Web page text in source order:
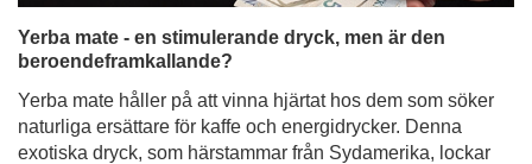
Yerba mate - en stimulerande dryck, men är den
beroendeframkallande?
Yerba mate håller på att vinna hjärtat hos dem som söker
naturliga ersättare för kaffe och energidrycker. Denna
exotiska dryck, som härstammar från Sydamerika, lockar